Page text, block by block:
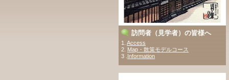
訪問者（見学者）の皆様へ
1. Access
2. Map・散策モデルコース
3 . Information